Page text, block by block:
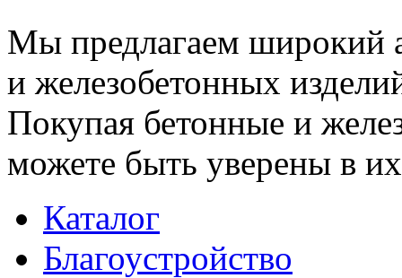
Мы предлагаем широкий
и железобетонных
Покупая бетонные и
можете быть уверены в их
Каталог
Благоустройство